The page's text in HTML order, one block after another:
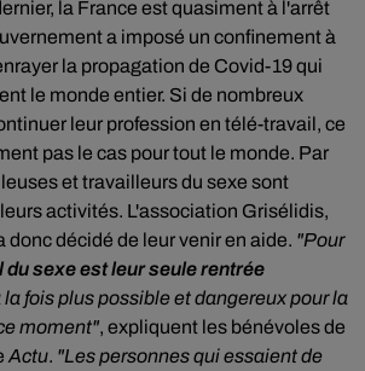
la France est quasiment à l'arrêt
a imposé un confinement à
la propagation de Covid-19 qui
le monde entier. Si de nombreux
leur profession en télé-travail, ce
pas le cas pour tout le monde. Par
et travailleurs du sexe sont
activités. L'association Grisélidis,
donc décidé de leur venir en aide. "Pour
du sexe est leur seule rentrée
la fois plus possible et dangereux pour la
moment", expliquent les bénévoles de
Actu. "Les personnes qui essaient de